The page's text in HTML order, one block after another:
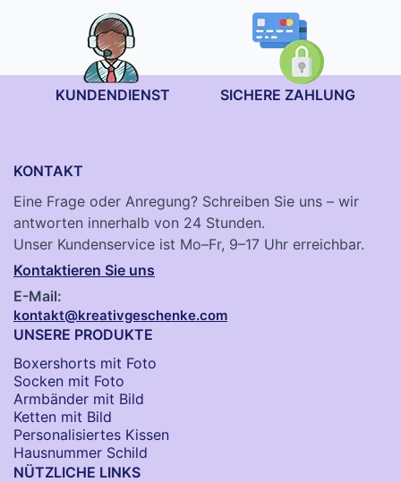
KUNDENDIENST SICHERE ZAHLUNG
KONTAKT
Eine Frage oder Anregung? Schreiben Sie uns – wir
antworten innerhalb von 24 Stunden.
Unser Kundenservice ist Mo–Fr, 9–17 Uhr erreichbar.
Kontaktieren Sie uns
E-Mail:
kontakt@kreativgeschenke.com
UNSERE PRODUKTE
Boxershorts mit Foto
Socken​ mit Foto
Armbänder mit Bild​
Ketten mit Bild
Personalisiertes Kissen
Hausnummer Schild
NÜTZLICHE LINKS